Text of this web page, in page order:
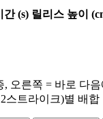
간 (s) 릴리스 높이
, 오른쪽 = 바로 다
스트라이크)별 배합